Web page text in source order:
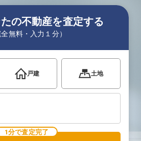
の不動産を査定する
全無料・入力１分）
戸建 土地
1分で査定完了